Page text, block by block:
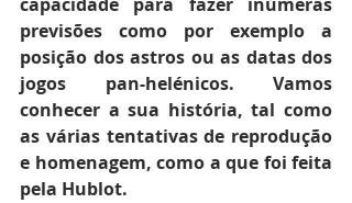
previsões como por exemplo a
posição dos astros ou as datas dos
jogos pan-helénicos. Vamos
conhecer a sua história, tal como
as várias tentativas de reprodução
e homenagem, como a que foi feita
pela Hublot.